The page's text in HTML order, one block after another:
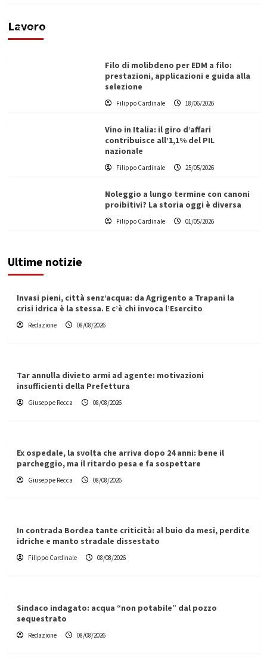
LavoroFilippo Cardinale
Filo di molibdeno per EDM a filo:
prestazioni, applicazioni e guida alla
selezione
Filippo Cardinale 18/06/2026
Vino in Italia: il giro d’affari
contribuisce all’1,1% del PIL
nazionale
Filippo Cardinale 25/05/2026
Noleggio a lungo termine con canoni
proibitivi? La storia oggi è diversa
Filippo Cardinale 01/05/2026
Ultime notizie
Invasi pieni, città senz’acqua: da Agrigento a Trapani la
crisi idrica è la stessa. E c’è chi invoca l’Esercito
Redazione 08/08/2026
Tar annulla divieto armi ad agente: motivazioni
insufficienti della Prefettura
Giuseppe Recca 08/08/2026
Ex ospedale, la svolta che arriva dopo 24 anni: bene il
parcheggio, ma il ritardo pesa e fa sospettare
Giuseppe Recca 08/08/2026
In contrada Bordea tante criticità: al buio da mesi, perdite
idriche e manto stradale dissestato
Filippo Cardinale 08/08/2026
Sindaco indagato: acqua “non potabile” dal pozzo
sequestrato
Redazione 08/08/2026